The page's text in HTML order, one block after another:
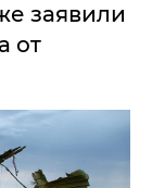
заявили
от